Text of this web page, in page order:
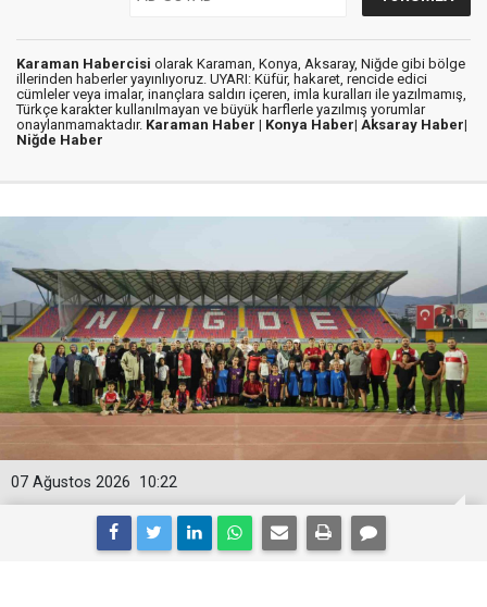
Karaman Habercisi olarak Karaman, Konya, Aksaray, Niğde gibi bölge
illerinden haberler yayınlıyoruz. UYARI: Küfür, hakaret, rencide edici
cümleler veya imalar, inançlara saldırı içeren, imla kuralları ile yazılmamış,
Türkçe karakter kullanılmayan ve büyük harflerle yazılmış yorumlar
onaylanmamaktadır. Karaman Haber | Konya Haber| Aksaray Haber|
Niğde Haber
10:22
07 Ağustos 2026